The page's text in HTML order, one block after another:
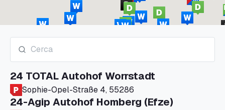
24 TOTAL Autohof Worrstadt
Sophie-Opel-Straße 4, 55286
24-Agip Autohof Homberg (Efze)